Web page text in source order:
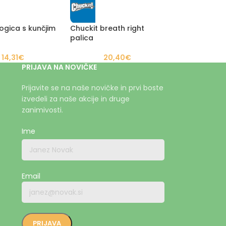
s kunčjim
14,31€
Chuckit breath right
palica
20,40€
PRIJAVA NA NOVIČKE
Prijavite se na naše novičke in prvi boste
izvedeli za naše akcije in druge
zanimivosti.
Ime
Email